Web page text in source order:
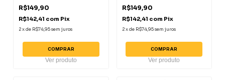
R$149,90
R$142,41 com Pix
2xde R$74,95sem juros
COMPRAR
Ver produto
R$149,90
R$142,41 com Pix
2 xde R$74,95 sem juros
COMPRAR
Ver produto